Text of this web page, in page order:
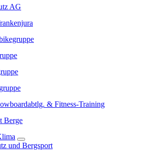
AG
& Fitness-Training
Berge
und Bergsport